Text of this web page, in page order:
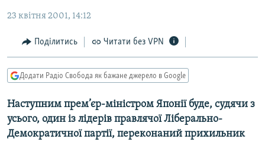
УКРАЇНА
СВІТ
СХЕМИ
КИТАЙ.ВИКЛИКИ
ФОТО
СПЕЦПРОЄКТИ
23 квітня 2001, 14:12
Поділитись Читати без VPN
Додати Радіо Свобода як бажане джерело в Google
Наступним прем’єр-міністром Японії буде, судячи з
усього, один із лідерів правлячої Ліберально-
Демократичної партії, переконаний прихильник